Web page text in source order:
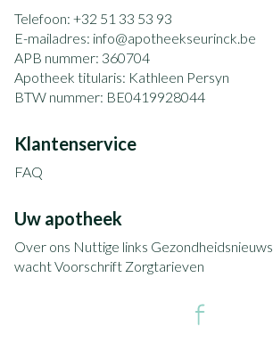
Telefoon: +32 51 33 53 93
E-mailadres: info@apotheekseurinck.be
APB nummer: 360704
Apotheek titularis: Kathleen Persyn
BTW nummer: BE0419928044
Klantenservice
FAQ
Uw apotheek
Over ons Nuttige links Gezondheidsnieuws
wachtVoorschrift Zorgtarieven